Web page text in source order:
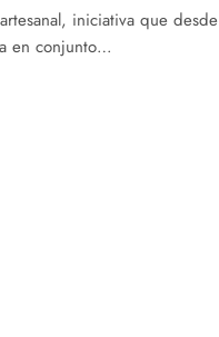
iniciativa que desde
en conjunto…